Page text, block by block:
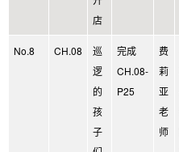
店
No.8 CH.08
巡
逻
的
孩
子
完成
CH.08-
P25
费
莉
亚
老
师